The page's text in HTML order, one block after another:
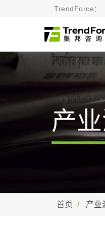
TrendForce：
产
首页 产业